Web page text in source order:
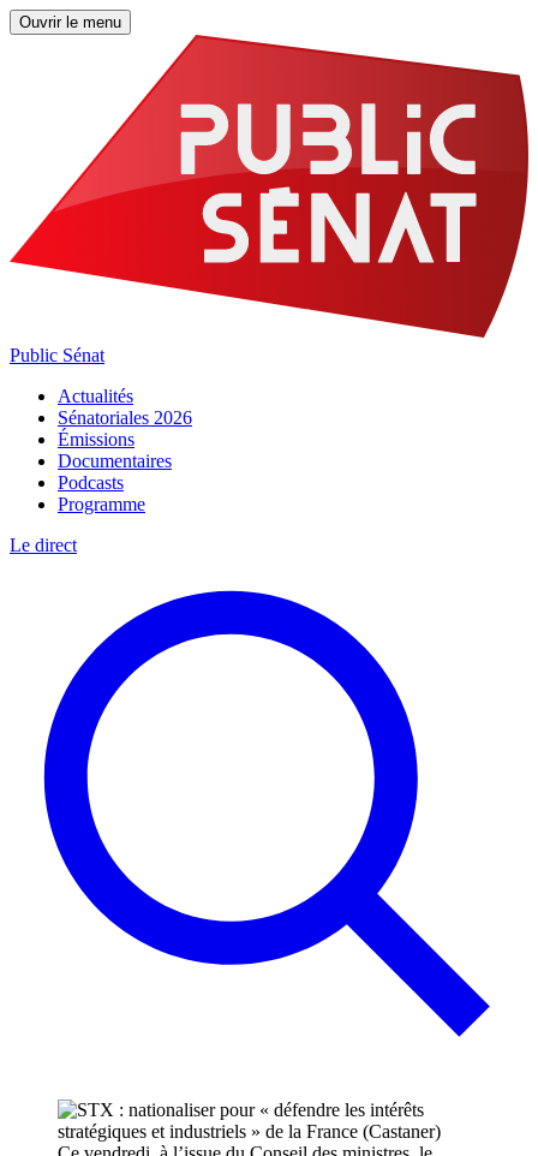
Ouvrir le menu
Public Sénat
Actualités
Sénatoriales 2026
Émissions
Documentaires
Podcasts
Programme
Le direct